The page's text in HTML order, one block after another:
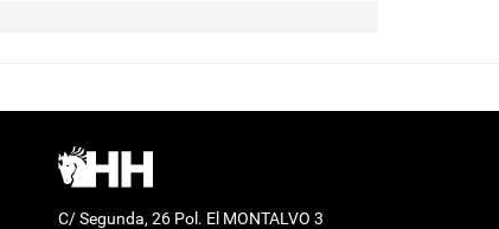
C/ Segunda, 26 Pol. El MONTALVO 3